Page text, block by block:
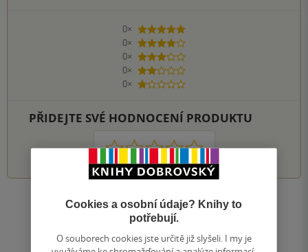
0×
5 hvězdiček
0×
4 hvězdičky
0×
3 hvězdičky
0×
2 hvězdičky
0×
1 hvezdička
PŘIDEJTE SVÉ HODNOCENÍ PRODUKTU
1 2 3 4 5
Zobrazit všechna hodnocení
Přidat hodnocení
Cookies a osobní údaje? Knihy to
potřebují.
O souborech cookies jste určitě již slyšeli. I my je